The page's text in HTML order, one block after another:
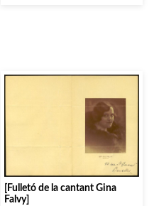
[Fulletó de la cantant Gina
Falvy]